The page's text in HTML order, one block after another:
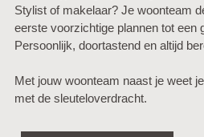
Stylist of makelaar? Je woonteam
eerste voorzichtige plannen tot een
Persoonlijk, doortastend en altijd
Met jouw woonteam naast je weet
met de sleuteloverdracht.